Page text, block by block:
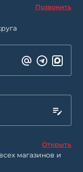
Позвонить
Открыть
магазинов и